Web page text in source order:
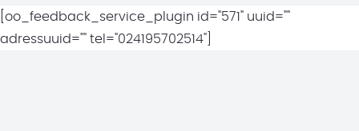
[oo_feedback_service_plugin id="571" uuid=""
adressuuid="" tel="024195702514"]